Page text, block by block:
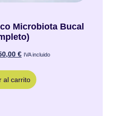
Microbiota Bucal
€ IVA incluido
al carrito